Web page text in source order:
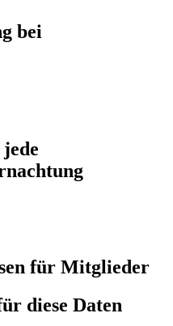
bei
für Mitglieder
diese Daten